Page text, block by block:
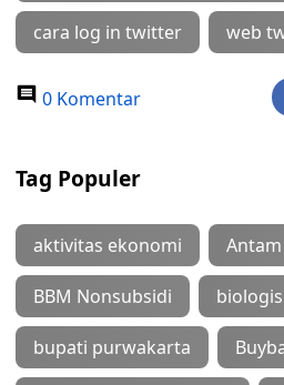
cara log in twitter web
0 Komentar
Tag Populer
aktivitas ekonomi Antam
BBM Nonsubsidi biologis
bupati purwakarta